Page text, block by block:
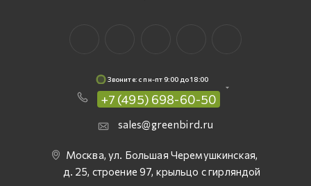
Звоните: c пн-пт 9:00 до 18:00
+7 (495) 698-60-50
sales@greenbird.ru
Москва, ул. Большая Черемушкинская,
д. 25, строение 97, крыльцо с гирляндой